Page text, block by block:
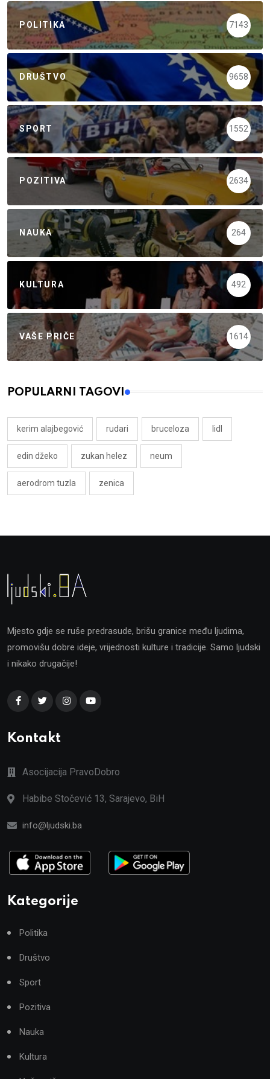
POLITIKA 7143
DRUŠTVO 9658
SPORT 1552
POZITIVA 2634
NAUKA 264
KULTURA 492
VAŠE PRIČE 1614
POPULARNI TAGOVI
kerim alajbegović rudari bruceloza lidl
edin džeko zukan helez neum
aerodrom tuzla zenica
Mjesto gdje se ruše predrasude, brišu granice među ljudima,
promovišu dobre ideje, vrijednosti kulture i tradicije. Samo ljudski
i nikako drugačije!
Kontakt
Asocijacija PravoDobro
Habibe Stočević 13, Sarajevo, BiH
info@ljudski.ba
Kategorije
Politika
Društvo
Sport
Pozitiva
Nauka
Kultura